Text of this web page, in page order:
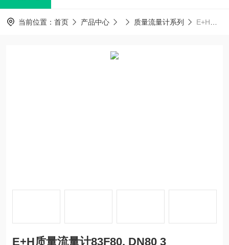
当前位置： 首页 产品中心 质量流量计系列 E+H质量流量计83F80, DN80 3
E+H质量流量计83F80, DN80 3